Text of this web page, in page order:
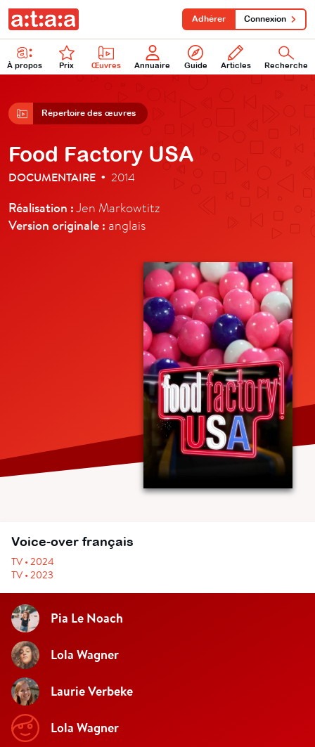
À propos Prix Œuvres Annuaire Guide Articles Recherche
Adhérer Connexion
Répertoire des œuvres
Food Factory USA
DOCUMENTAIRE • 2014
Réalisation :Jen Markowtitz
Version originale : anglais
Voice-over français
TV • 2024
TV • 2023
Pia Le Noach
Lola Wagner
Laurie Verbeke
Lola Wagner